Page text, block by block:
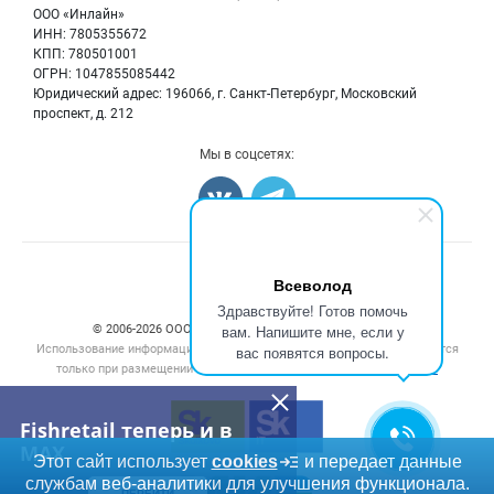
Всеволод
Здравствуйте! Готов помочь
вам. Напишите мне, если у
вас появятся вопросы.
Fishretail теперь и в
MAX
ООО «Инлайн»
ИНН: 7805355672
КПП: 780501001
ОГРН: 1047855085442
Юридический адрес: 196066, г. Санкт-Петербург, Московский
проспект, д. 212
Блог
Мы в соцсетях:
Счетчики, авторское право, логотипы
© 2006‑2026 ООО “Инлайн”. 12+ Все права защищены.
Использование информации, размещенной на данном сайте, допускается
только при размещении активной гиперссылки на сайт
fishretail.ru
Этот сайт использует cookies
и передает данные
службам веб-аналитики для улучшения функционала.